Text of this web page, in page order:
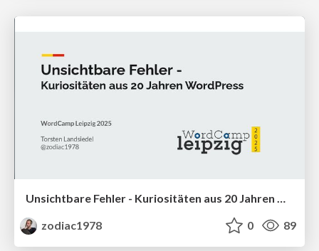
Unsichtbare Fehler - Kuriositäten aus 20 Jahren WordPress
zodiac1978
0 89